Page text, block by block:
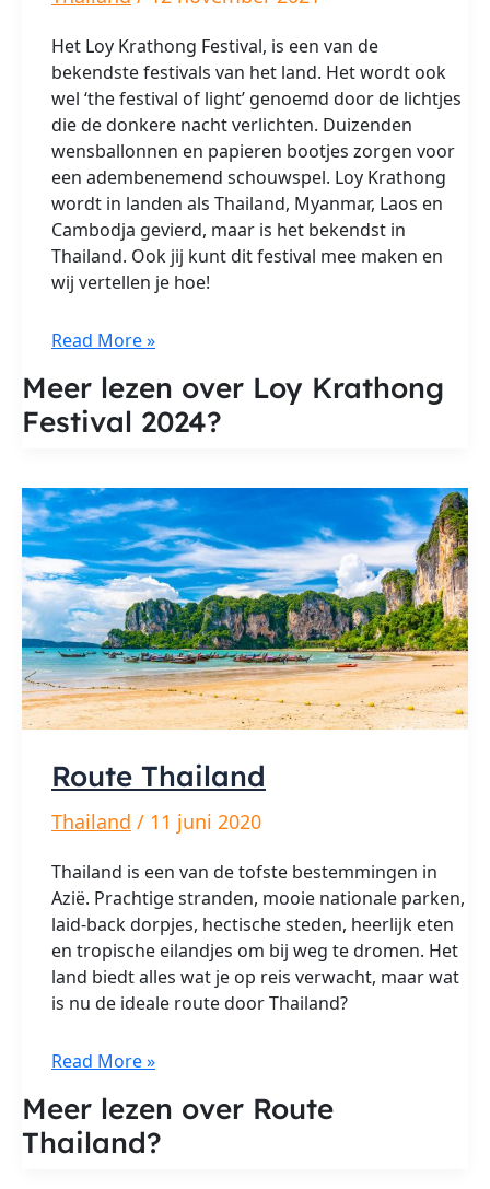
Het Loy Krathong Festival, is een van de
bekendste festivals van het land. Het wordt ook
wel ‘the festival of light’ genoemd door de lichtjes
die de donkere nacht verlichten. Duizenden
wensballonnen en papieren bootjes zorgen voor
een adembenemend schouwspel. Loy Krathong
wordt in landen als Thailand, Myanmar, Laos en
Cambodja gevierd, maar is het bekendst in
Thailand. Ook jij kunt dit festival mee maken en
wij vertellen je hoe!
Loy
Festival
2024
Read More »
Meer lezen over Loy Krathong
Festival 2024?
Route Thailand
Thailand / 11 juni 2020
Thailand is een van de tofste bestemmingen in
Azië. Prachtige stranden, mooie nationale parken,
laid-back dorpjes, hectische steden, heerlijk eten
en tropische eilandjes om bij weg te dromen. Het
land biedt alles wat je op reis verwacht, maar wat
is nu de ideale route door Thailand?
Route
Read More »
Meer lezen over Route
Thailand?